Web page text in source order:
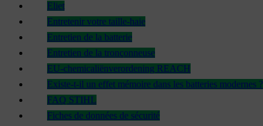
Eliet
Entretenir votre taille-haie
Entretien de la batterie
Entretien de la tronçonneuse
EU-chemicaliënverordening REACH
Existe-t-il un effet mémoire dans les batteries modernes ?
FAQ STIHL
Fiches de données de sécurité